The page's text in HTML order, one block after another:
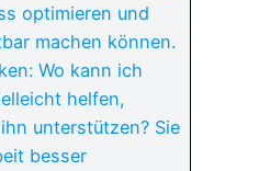
optimieren und
machen können.
Wo kann ich
helfen,
unterstützen? Sie
besser